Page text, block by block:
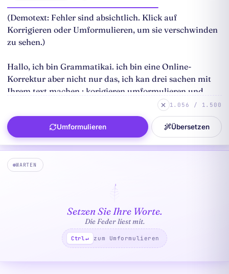
1.056 / 1.500
Umformulieren Übersetzen
WARTEN
Setzen Sie Ihre Worte.
Die Feder liest mit.
Ctrl↵ zum Umformulieren